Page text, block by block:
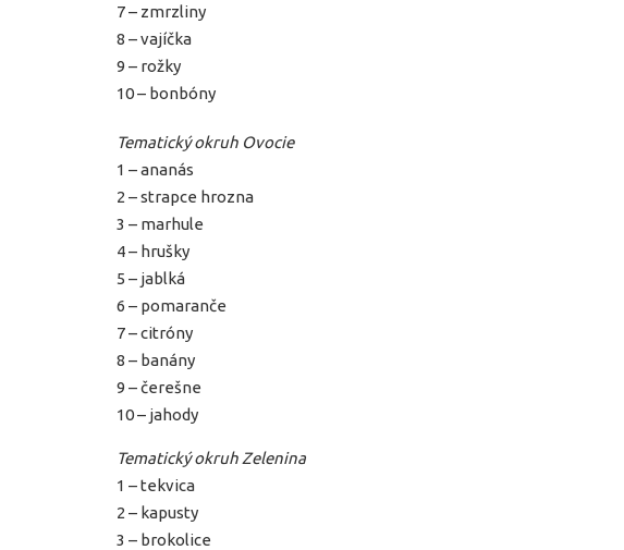
7 – zmrzliny
8 – vajíčka
9 – rožky
10 – bonbóny
Tematický okruh Ovocie
1 – ananás
2 – strapce hrozna
3 – marhule
4 – hrušky
5 – jablká
6 – pomaranče
7 – citróny
8 – banány
9 – čerešne
10 – jahody
Tematický okruh Zelenina
1 – tekvica
2 – kapusty
3 – brokolice